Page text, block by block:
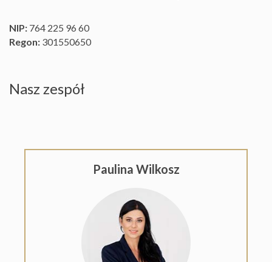
ofertę
NIP: 764 225 96 60
Regon: 301550650
Nasz zespół
Paulina Wilkosz